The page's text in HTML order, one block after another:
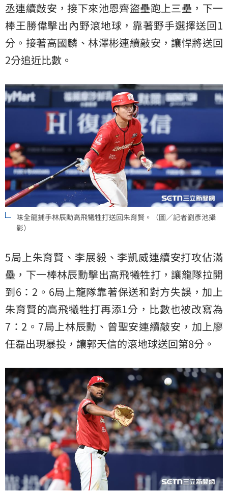
丞連續敲安，接下來池恩齊盜壘跑上三壘，下一
棒王勝偉擊出內野滾地球，靠著野手選擇送回1
分。接著高國麟、林澤彬連續敲安，讓悍將送回
2分追近比數。
味全龍捕手林辰勳高飛犧牲打送回朱育賢。（圖／記者劉彥池攝
影）
5局上朱育賢、李展毅、李凱威連續安打攻佔滿
壘，下一棒林辰勳擊出高飛犧牲打，讓龍隊拉開
到6：2。6局上龍隊靠著保送和對方失誤，加上
朱育賢的高飛犧牲打再添1分，比數也被改寫為
7：2。7局上林辰勳、曾聖安連續敲安，加上廖
任磊出現暴投，讓郭天信的滾地球送回第8分。